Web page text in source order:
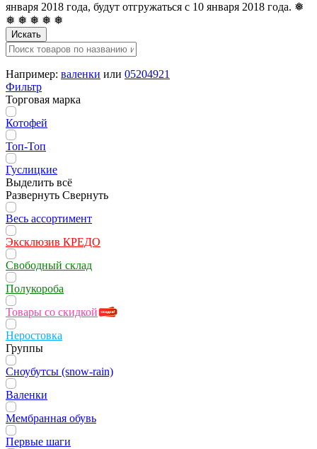
января 2018 года, будут отгружаться с 10 января 2018 года. ❅
❅ ❅ ❅ ❅ ❅
Искать
Например: валенки или 05204921
Фильтр
Торговая марка
Котофей
Топ-Топ
Гуслицкие
Выделить всё
Развернуть Свернуть
Весь ассортимент
Эксклюзив КРЕДО
Свободный склад
Полукороба
Товары со скидкой
Неростовка
Группы
Сноубутсы (snow-rain)
Валенки
Мембранная обувь
Первые шаги